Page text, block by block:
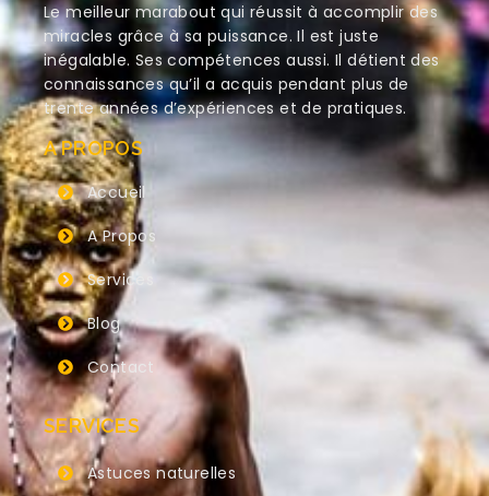
Le meilleur marabout qui réussit à accomplir des
miracles grâce à sa puissance. Il est juste
inégalable. Ses compétences aussi. Il détient des
connaissances qu’il a acquis pendant plus de
trente années d’expériences et de pratiques.
A PROPOS
Accueil
A Propos
Services
Blog
Contact
SERVICES
Astuces naturelles